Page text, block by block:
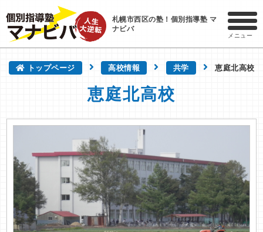
札幌市西区の塾！個別指導塾 マ
ナビバ
メニュー
トップページ 高校情報 共学 恵庭北高校
恵庭北高校